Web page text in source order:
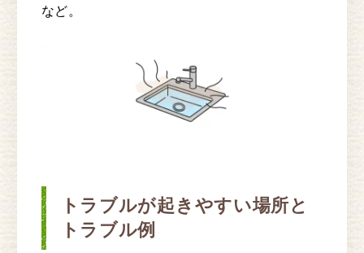
など。
トラブルが起きやすい場所と
トラブル例